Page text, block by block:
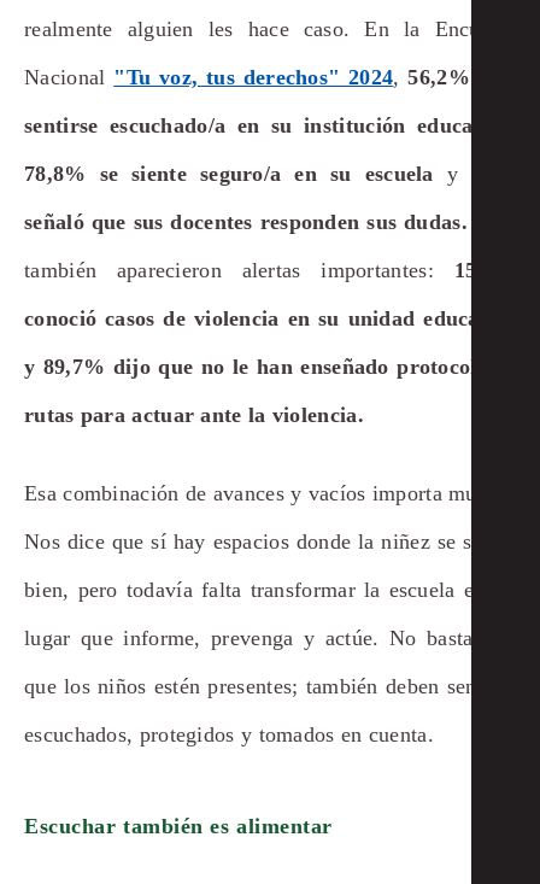
realmente alguien les hace caso. En la Encuesta
Nacional "Tu voz, tus derechos" 2024,56,2% dijo
sentirse escuchado/a en su institución educativa,
78,8% se siente seguro/a en su escuela y
señaló que sus docentes responden sus dudas.
también aparecieron alertas importantes: 15,9%
conoció casos de violencia en su unidad educativa
y 89,7% dijo que no le han enseñado protocolos o
rutas para actuar ante la violencia.
Esa combinación de avances y vacíos importa mucho.
Nos dice que sí hay espacios donde la niñez se siente
bien, pero todavía falta transformar la escuela en un
lugar que informe, prevenga y actúe. No basta con
que los niños estén presentes; también deben sentirse
escuchados, protegidos y tomados en cuenta.
Escuchar también es alimentar